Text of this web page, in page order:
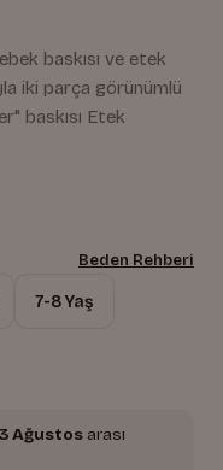
baskısı ve etek
iki parça görünümlü
baskısı Etek
Beden Rehberi
7-8 Yaş
Ağustos arası